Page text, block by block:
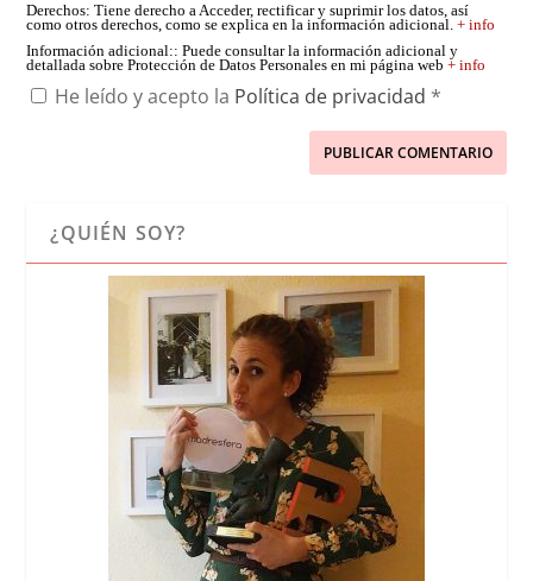
Derechos: Tiene derecho a Acceder, rectificar y suprimir los datos, así
como otros derechos, como se explica en la información adicional.+ info
Información adicional:: Puede consultar la información adicional y
detallada sobre Protección de Datos Personales en mi página web+ info
He leído y acepto la Política de privacidad *
¿QUIÉN SOY?